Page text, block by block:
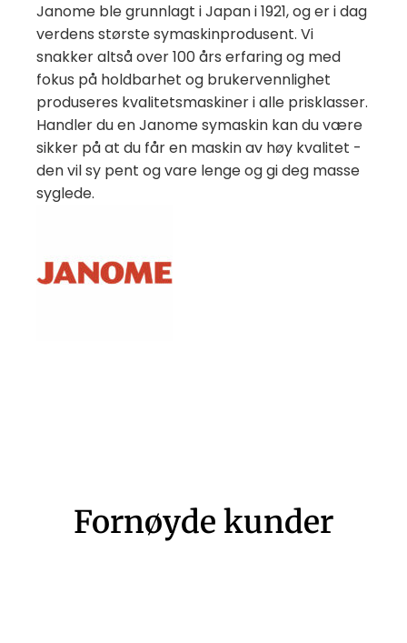
Janome ble grunnlagt i Japan i 1921, og er i dag
verdens største symaskinprodusent. Vi
snakker altså over 100 års erfaring og med
fokus på holdbarhet og brukervennlighet
produseres kvalitetsmaskiner i alle prisklasser.
Handler du en Janome symaskin kan du være
sikker på at du får en maskin av høy kvalitet -
den vil sy pent og vare lenge og gi deg masse
syglede.
Fornøyde kunder